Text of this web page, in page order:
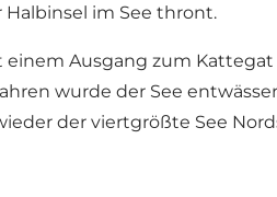
Halbinsel im See thront.
Ausgang zum
wurde der See
der viertgrößte See